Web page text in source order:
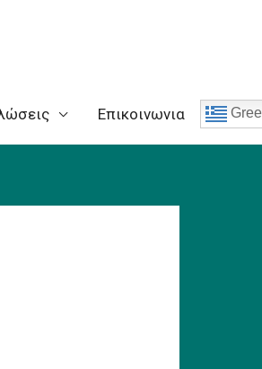
Επικοινωνια